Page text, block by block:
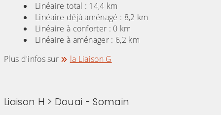
Linéaire total : 14,4 km
Linéaire déjà aménagé : 8,2 km
Linéaire à conforter : 0 km
Linéaire à aménager : 6,2 km
Plus d'infos sur
la Liaison G
Liaison H > Douai - Somain